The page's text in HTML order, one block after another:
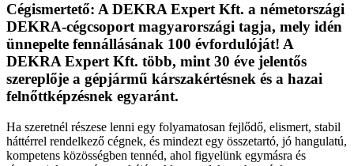
Cégismertető: A DEKRA Expert Kft. a németországi
DEKRA-cégcsoport magyarországi tagja, mely idén
ünnepelte fennállásának 100 évfordulóját! A
DEKRA Expert Kft. több, mint 30 éve jelentős
szereplője a gépjármű kárszakértésnek és a hazai
felnőttképzésnek egyaránt.
Ha szeretnél részese lenni egy folyamatosan fejlődő, elismert, stabil
háttérrel rendelkező cégnek, és mindezt egy összetartó, jó hangulatú,
kompetens közösségben tennéd, ahol figyelünk egymásra és